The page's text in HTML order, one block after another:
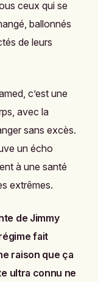
ceux qui se
ballonnés
de leurs
c’est une
avec la
sans excès.
un écho
à une santé
extrêmes.
de Jimmy
fait
raison que ça
ultra connu ne